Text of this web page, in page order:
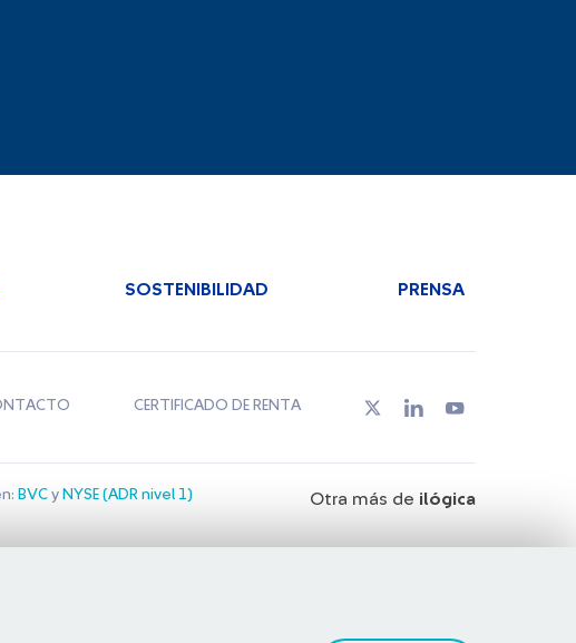
SOSTENIBILIDAD PRENSA
CERTIFICADO DE RENTA
BVCy NYSE (ADR nivel 1) Otra más de ilógica